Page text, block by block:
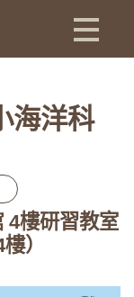
海洋科
4樓研習教室
）